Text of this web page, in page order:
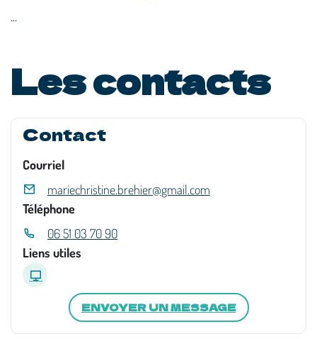
...
Les contacts
Contact
Courriel
mariechristine.brehier@gmail.com
Téléphone
06 51 03 70 90
Liens utiles
ENVOYER UN MESSAGE